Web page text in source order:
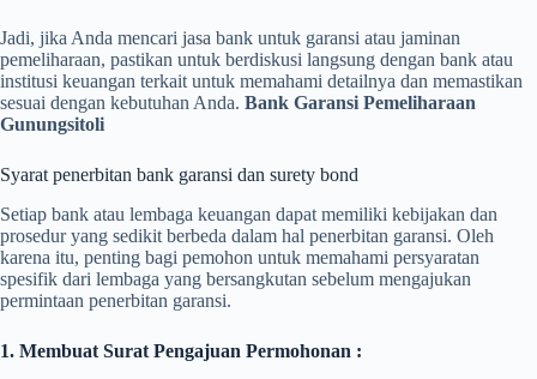
Jadi, jika Anda mencari jasa bank untuk garansi atau jaminan
pemeliharaan, pastikan untuk berdiskusi langsung dengan bank atau
institusi keuangan terkait untuk memahami detailnya dan memastikan
sesuai dengan kebutuhan Anda. Bank Garansi Pemeliharaan
Gunungsitoli
Syarat penerbitan bank garansi dan surety bond
Setiap bank atau lembaga keuangan dapat memiliki kebijakan dan
prosedur yang sedikit berbeda dalam hal penerbitan garansi. Oleh
karena itu, penting bagi pemohon untuk memahami persyaratan
spesifik dari lembaga yang bersangkutan sebelum mengajukan
permintaan penerbitan garansi.
1. Membuat Surat Pengajuan Permohonan :